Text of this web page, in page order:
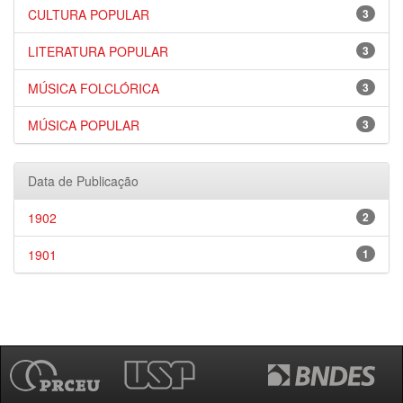
3
CULTURA POPULAR
3
LITERATURA POPULAR
3
MÚSICA FOLCLÓRICA
3
MÚSICA POPULAR
Data de Publicação
2
1902
1
1901